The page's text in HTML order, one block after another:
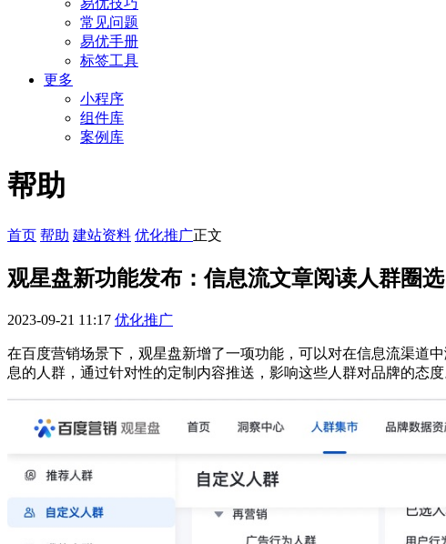
易优技巧
常见问题
易优手册
标签工具
更多
小程序
组件库
案例库
帮助
首页 帮助 建站资料 优化推广正文
观星盘新功能发布：信息流文章阅读人群圈
2023-09-21 11:17 优化推广
在百度营销场景下，观星盘新增了一项功能，可以对在信息流渠道
息的人群，通过针对性的定制内容推送，影响这些人群对品牌的态度